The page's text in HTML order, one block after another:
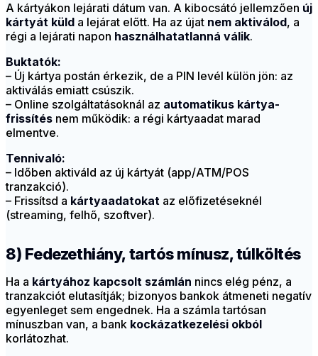
A kártyákon lejárati dátum van. A kibocsátó jellemzően új
kártyát küld a lejárat előtt. Ha az újat nem aktiválod, a
régi a lejárati napon használhatatlanná válik.
Buktatók:
– Új kártya postán érkezik, de a PIN levél külön jön: az
aktiválás emiatt csúszik.
– Online szolgáltatásoknál az automatikus kártya-
frissítés nem működik: a régi kártyaadat marad
elmentve.
Tennivaló:
– Időben aktiváld az új kártyát (app/ATM/POS
tranzakció).
– Frissítsd a kártyaadatokat az előfizetéseknél
(streaming, felhő, szoftver).
8) Fedezethiány, tartós mínusz, túlköltés
Ha a kártyához kapcsolt számlán nincs elég pénz, a
tranzakciót elutasítják; bizonyos bankok átmeneti negatív
egyenleget sem engednek. Ha a számla tartósan
mínuszban van, a bank kockázatkezelési okból
korlátozhat.